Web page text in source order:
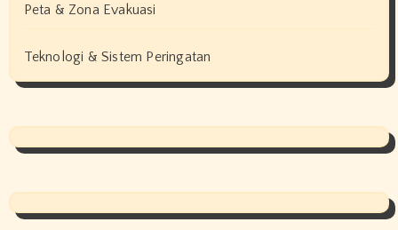
Peta & Zona Evakuasi
Teknologi & Sistem Peringatan